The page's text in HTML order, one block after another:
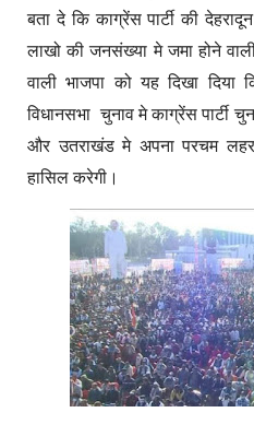
बता दे कि काग्रेंस पार्टी की
लाखो की जनसंख्या मे जमा होने
वाली भाजपा को यह दिखा
विधानसभा चुनाव मे काग्रेंस पार्टी
और उतराखंड मे अपना परचम
हासिल करेगी।